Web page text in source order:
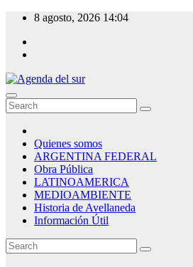
Skip
content
8 agosto, 2026 14:04
Agenda del sur
Quienes somos
ARGENTINA FEDERAL
Obra Pública
LATINOAMERICA
MEDIOAMBIENTE
Historia de Avellaneda
Información Útil